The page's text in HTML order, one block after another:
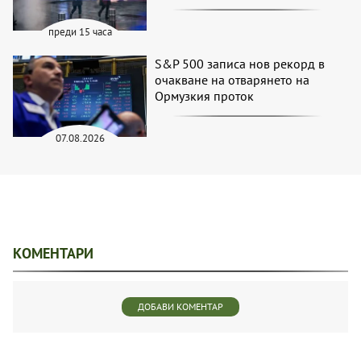
преди 15 часа
07.08.2026
S&P 500 записа нов рекорд в
очакване на отварянето на
Ормузкия проток
КОМЕНТАРИ
ДОБАВИ КОМЕНТАР